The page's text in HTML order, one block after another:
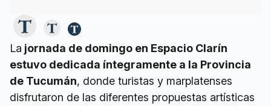
La jornada de domingo en Espacio Clarín
estuvo dedicada íntegramente a la Provincia
de Tucumán, donde turistas y marplatenses
disfrutaron de las diferentes propuestas artísticas